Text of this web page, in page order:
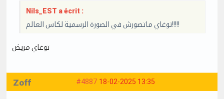
Nils_EST a écrit :
توغاي ماتصورش في الصورة الرسمية لكاس العالم!!!!!
توغاي مريض
#4887 18-02-2025 13:35
Zoff